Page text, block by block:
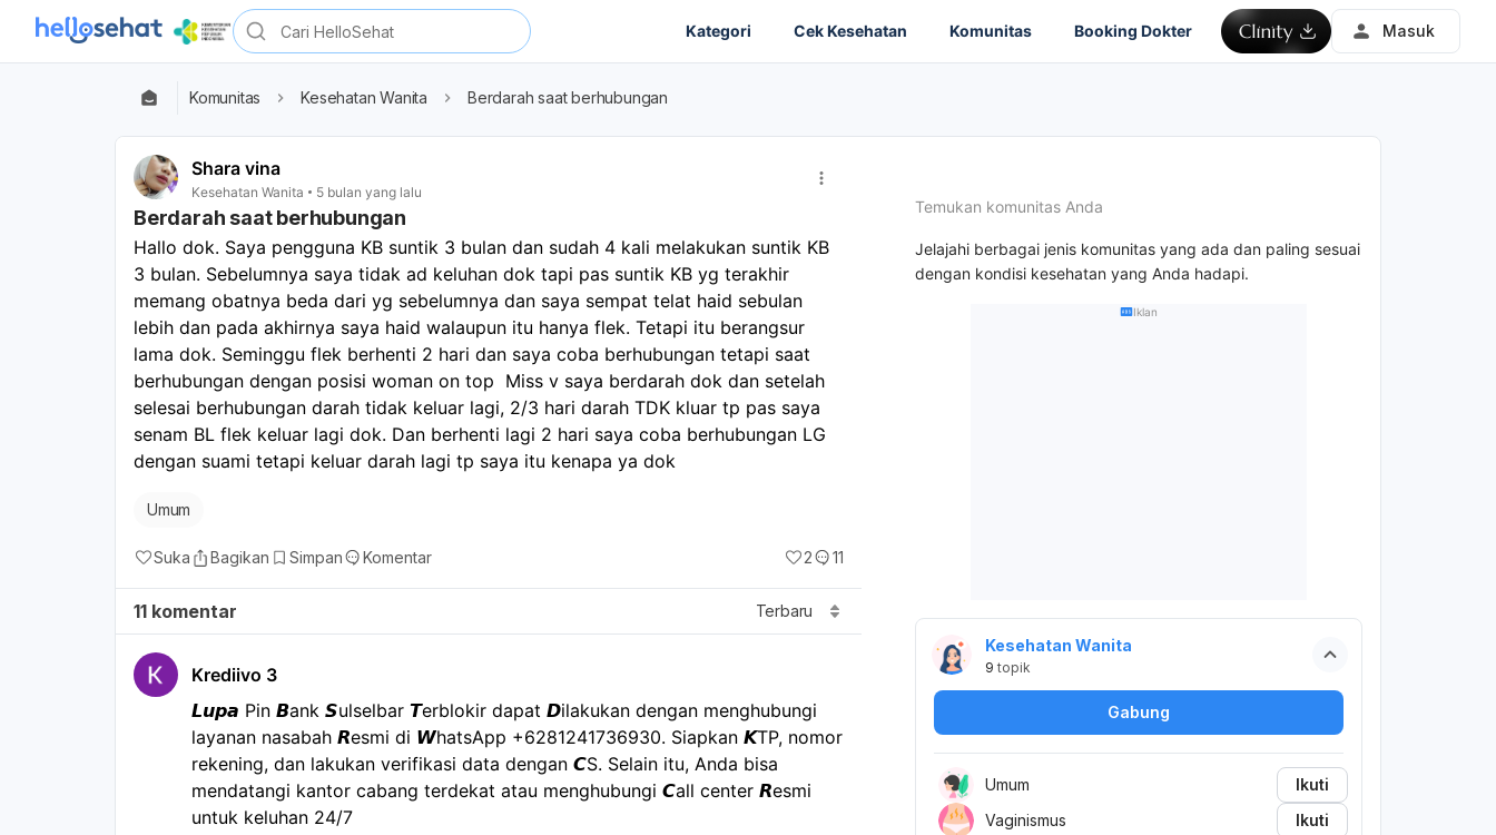
Kategori Cek Kesehatan Komunitas Booking Dokter Masuk
Komunitas Kesehatan Wanita Berdarah saat berhubungan
Shara vina
Kesehatan Wanita 5 bulan yang lalu
Berdarah saat berhubungan
Hallo dok. Saya pengguna KB suntik 3 bulan dan sudah 4 kali melakukan suntik KB
3 bulan. Sebelumnya saya tidak ad keluhan dok tapi pas suntik KB yg terakhir
memang obatnya beda dari yg sebelumnya dan saya sempat telat haid sebulan
lebih dan pada akhirnya saya haid walaupun itu hanya flek. Tetapi itu berangsur
lama dok. Seminggu flek berhenti 2 hari dan saya coba berhubungan tetapi saat
berhubungan dengan posisi woman on top  Miss v saya berdarah dok dan setelah
selesai berhubungan darah tidak keluar lagi, 2/3 hari darah TDK kluar tp pas saya
senam BL flek keluar lagi dok. Dan berhenti lagi 2 hari saya coba berhubungan LG
dengan suami tetapi keluar darah lagi tp saya itu kenapa ya dok
Umum
Suka Bagikan Simpan Komentar 2 11
11 komentar Terbaru
Krediivo 3
𝙇𝙪𝙥𝙖 Pin 𝘽ank 𝙎ulselbar 𝙏erblokir dapat 𝘿ilakukan dengan menghubungi
layanan nasabah 𝙍esmi di 𝙒hatsApp +6281241736930. Siapkan 𝙆TP, nomor
rekening, dan lakukan verifikasi data dengan 𝘾S. Selain itu, Anda bisa
mendatangi kantor cabang terdekat atau menghubungi 𝘾all center 𝙍esmi
untuk keluhan 24/7
Temukan komunitas Anda
Jelajahi berbagai jenis komunitas yang ada dan paling sesuai
dengan kondisi kesehatan yang Anda hadapi.
Iklan
Kesehatan Wanita
9 topik
Gabung
Umum
Ikuti
Vaginismus
Ikuti